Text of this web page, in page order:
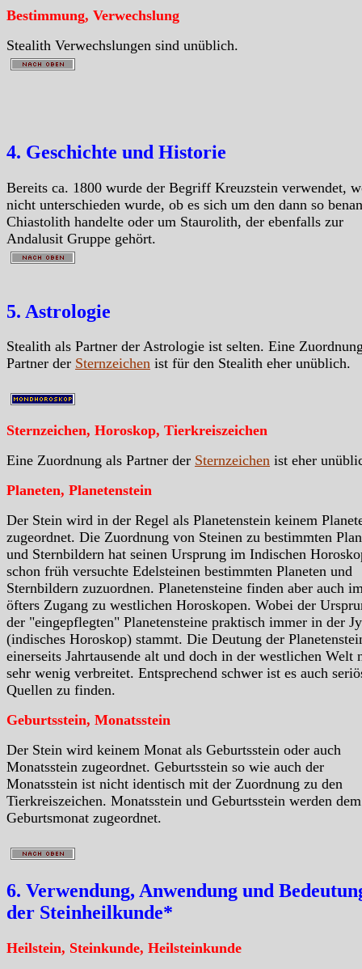
Bestimmung, Verwechslung
Stealith Verwechslungen sind unüblich.
4. Geschichte und Historie
Bereits ca. 1800 wurde der Begriff Kreuzstein verwendet,
nicht unterschieden wurde, ob es sich um den dann so
Chiastolith handelte oder um Staurolith, der ebenfalls zur
Andalusit Gruppe gehört.
5. Astrologie
Stealith als Partner der Astrologie ist selten. Eine
Partner der Sternzeichen ist für den Stealith eher unüblich.
Sternzeichen, Horoskop, Tierkreiszeichen
Eine Zuordnung als Partner der Sternzeichen ist eher
Planeten, Planetenstein
Der Stein wird in der Regel als Planetenstein keinem
zugeordnet. Die Zuordnung von Steinen zu bestimmten
und Sternbildern hat seinen Ursprung im Indischen
schon früh versuchte Edelsteinen bestimmten Planeten und
Sternbildern zuzuordnen. Planetensteine finden aber auch
öfters Zugang zu westlichen Horoskopen. Wobei der
der "eingepflegten" Planetensteine praktisch immer in der
(indisches Horoskop) stammt. Die Deutung der
einerseits Jahrtausende alt und doch in der westlichen Welt
sehr wenig verbreitet. Entsprechend schwer ist es auch
Quellen zu finden.
Geburtsstein, Monatsstein
Der Stein wird keinem Monat als Geburtsstein oder auch
Monatsstein zugeordnet. Geburtsstein so wie auch der
Monatsstein ist nicht identisch mit der Zuordnung zu den
Tierkreiszeichen. Monatsstein und Geburtsstein werden dem
Geburtsmonat zugeordnet.
6. Verwendung, Anwendung und
der Steinheilkunde*
Heilstein, Steinkunde, Heilsteinkunde